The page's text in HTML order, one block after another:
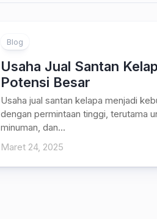
Blog
Usaha Jual Santan
Potensi Besar
Usaha jual santan kelapa menjadi
dengan permintaan tinggi, terutama
minuman, dan...
Maret 24, 2025